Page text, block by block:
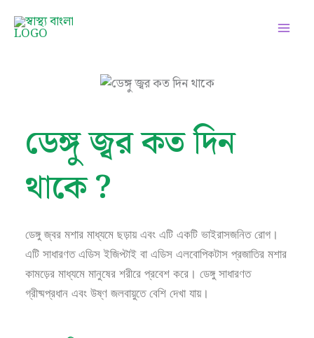
ডেঙ্গু জ্বর কত দিন
থাকে ?
ডেঙ্গু জ্বর মশার মাধ্যমে ছড়ায় এবং এটি একটি ভাইরাসজনিত রোগ।
এটি সাধারণত এডিস ইজিপ্টাই বা এডিস এলবোপিকটাস প্রজাতির মশার
কামড়ের মাধ্যমে মানুষের শরীরে প্রবেশ করে। ডেঙ্গু সাধারণত
গ্রীষ্মপ্রধান এবং উষ্ণ জলবায়ুতে বেশি দেখা যায়।